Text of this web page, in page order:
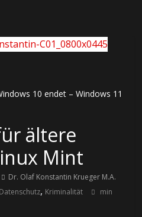
10 endet – Windows 11
ältere
Mint
Dr. Olaf Konstantin Krueger M.A.
Datenschutz, Kriminalität
min